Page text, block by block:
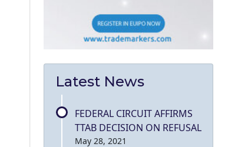
Latest News
FEDERAL CIRCUIT AFFIRMS
TTAB DECISION ON REFUSAL
May 28, 2021